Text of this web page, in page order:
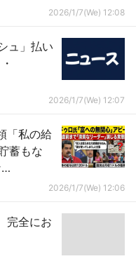
声が相
2026/1/7(We) 12:08
ュ」払い
2026/1/7(We) 12:07
「私の給
蓄もな
2026/1/7(We) 12:06
完全にお